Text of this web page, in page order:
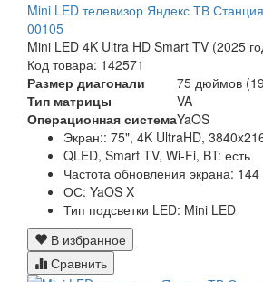
Mini LED телевизор Яндекс ТВ
00105
Mini LED 4K Ultra HD Smart TV (2025
Код товара: 142571
Размер диагонали
75 дюймов
Тип матрицы
VA
Операционная системаYaOS
Экран:: 75", 4K UltraHD,
QLED, Smart TV, Wi-Fi, BT: есть
Частота обновления экрана:
ОС: YaOS X
Тип подсветки LED: Mini LED
В избранное
Сравнить